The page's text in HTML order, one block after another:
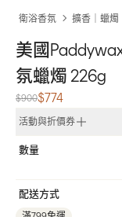
衛浴香氛 擴香｜蠟燭
美國
氛蠟燭 226g
$900$774
活動與折價券
數量
配送方式